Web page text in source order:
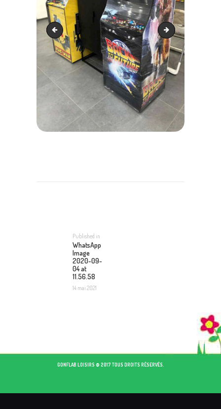
WhatsApp Image 2020-09-04 at 11.56.56 (1) WhatsApp Image
L’ARTICLE
Published in
post:
WhatsApp
Image
2020-09-
04 at
11.56.58
14 mai 2021
GONFLAB LOISIRS © 2017 TOUS DROITS RÉSERVÉS.